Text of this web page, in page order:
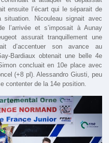
ensuite l’écart qui le séparait de
Nicouleau signait avec
l’arrivée et s’imposait à Aunay
assurait tranquillement une
d’accentuer son avance au
Bardiaux obtenait une belle 4e
concluait en 10e place avec
(+8 pl). Alessandro Giusti, peu
contenter de la 14e position.